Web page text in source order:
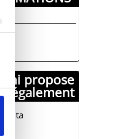
propose
également
Vita